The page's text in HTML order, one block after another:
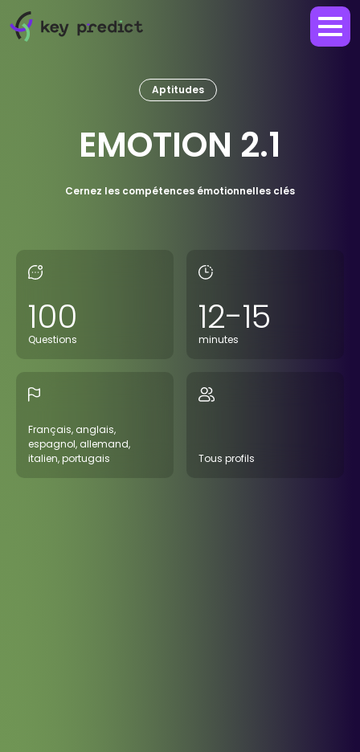
Aptitudes
EMOTION 2.1
Cernez les compétences émotionnelles clés
100
Questions
12-15
minutes
Français, anglais,
espagnol, allemand,
italien, portugais
Tous profils